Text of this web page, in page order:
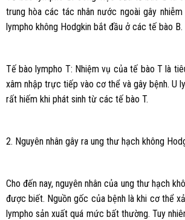
trung hòa các tác nhân nước ngoài gây
lympho không Hodgkin bắt đầu ở các tế bào B.
Tế bào lympho T: Nhiệm vụ của tế bào T là
xâm nhập trực tiếp vào cơ thể và gây bệnh. U
rất hiếm khi phát sinh từ các tế bào T.
2. Nguyên nhân gây ra ung thư hạch không
Cho đến nay, nguyên nhân của ung thư hạch
được biết. Nguồn gốc của bệnh là khi cơ thể
lympho sản xuất quá mức bất thường. Tuy